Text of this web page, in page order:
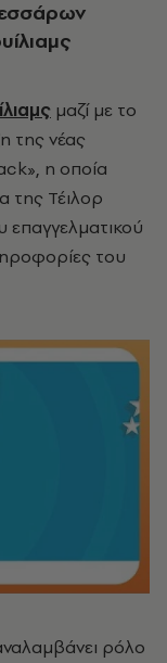
μαζί με το
της νέας
η οποία
της Τέιλορ
επαγγελματικού
του
ρόλο